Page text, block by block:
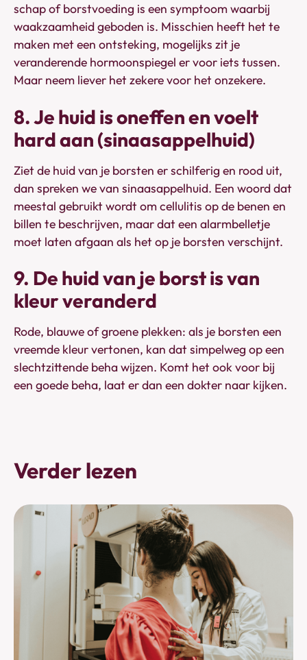
schap of borstvoeding is een symptoom waarbij
waakzaamheid geboden is. Misschien heeft het te
maken met een ontsteking, mogelijks zit je
veranderende hormoonspiegel er voor iets tussen.
Maar neem liever het zekere voor het onzekere.
8. Je huid is oneffen en voelt
hard aan (sinaasappelhuid)
Ziet de huid van je borsten er schilferig en rood uit,
dan spreken we van sinaasappelhuid. Een woord dat
meestal gebruikt wordt om cellulitis op de benen en
billen te beschrijven, maar dat een alarmbelletje
moet laten afgaan als het op je borsten verschijnt.
9. De huid van je borst is van
kleur veranderd
Rode, blauwe of groene plekken: als je borsten een
vreemde kleur vertonen, kan dat simpelweg op een
slechtzittende beha wijzen. Komt het ook voor bij
een goede beha, laat er dan een dokter naar kijken.
Verder lezen